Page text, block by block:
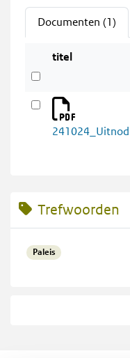
Documenten (1)
titel
Trefwoorden
Paleis